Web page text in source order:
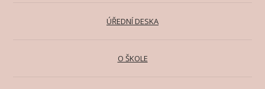
ÚŘEDNÍ DESKA
O ŠKOLE